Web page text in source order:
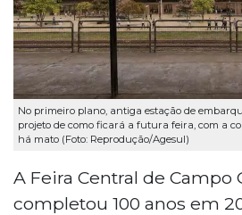
No primeiro plano, antiga estação de
projeto de como ficará a futura feira, com a
há mato (Foto: Reprodução/Agesul)
A Feira Central de Campo
completou 100 anos em